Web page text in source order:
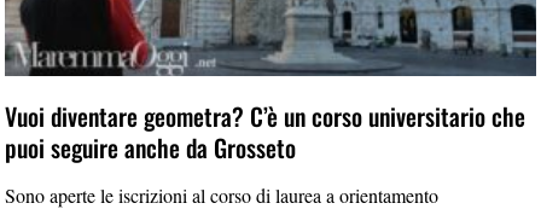
Vuoi diventare geometra? C’è un corso universitario che
puoi seguire anche da Grosseto
Sono aperte le iscrizioni al corso di laurea a orientamento